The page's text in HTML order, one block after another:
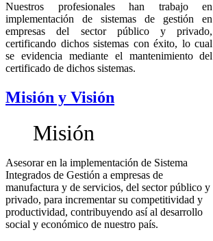
Nuestros profesionales han trabajo en
implementación de sistemas de gestión en
empresas del sector público y privado,
certificando dichos sistemas con éxito, lo cual
se evidencia mediante el mantenimiento del
certificado de dichos sistemas.
Misión y Visión
Misión
Asesorar en la implementación de Sistema
Integrados de Gestión a empresas de
manufactura y de servicios, del sector público y
privado, para incrementar su competitividad y
productividad, contribuyendo así al desarrollo
social y económico de nuestro país.